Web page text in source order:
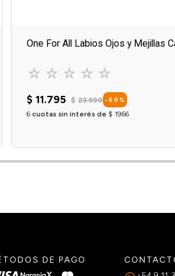
One For All Labios Ojos y Mejillas
☆ ☆ ☆ ☆ ☆
$ 11.795 $ 23.590 - 50 %
6 cuotas sin interés de $ 1966
DE PAGO